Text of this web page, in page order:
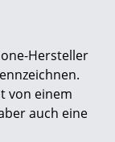
Hersteller
von einem
auch eine